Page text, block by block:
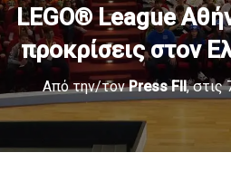
LEGO® League
προκρίσεις στον
Από την/τονPress Fll, στις